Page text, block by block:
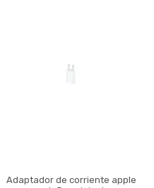
Adaptador de corriente apple